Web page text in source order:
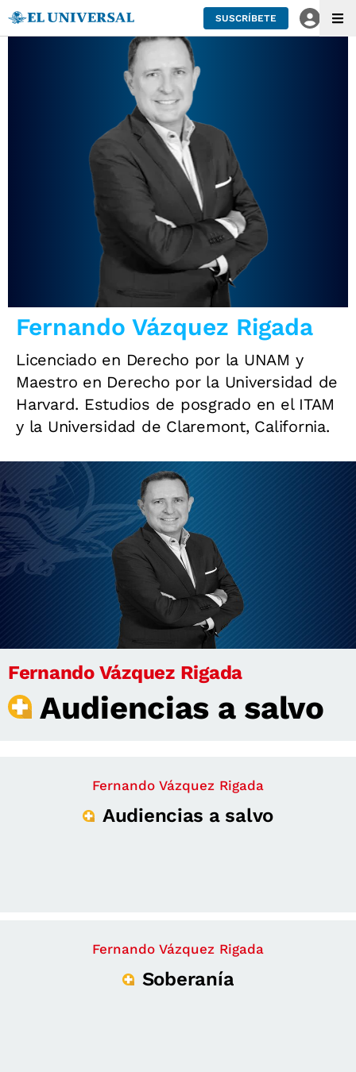
SUSCRÍBETE
Fernando Vázquez Rigada
Licenciado en Derecho por la UNAM y
Maestro en Derecho por la Universidad de
Harvard. Estudios de posgrado en el ITAM
y la Universidad de Claremont, California.
Fernando Vázquez Rigada
Audiencias a salvo
Fernando Vázquez Rigada
Audiencias a salvo
Fernando Vázquez Rigada
Soberanía